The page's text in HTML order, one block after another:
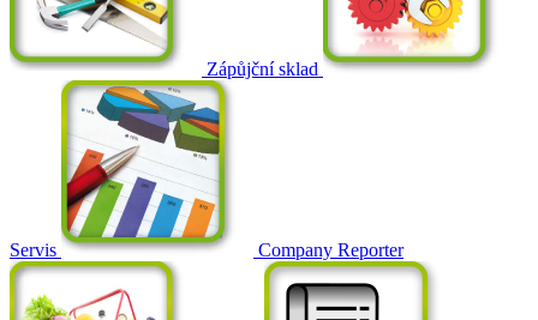
Zápůjční sklad
Servis Company Reporter